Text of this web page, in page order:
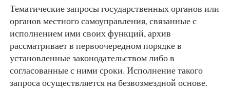
Тематические запросы государственных органов или
органов местного самоуправления, связанные с
исполнением ими своих функций, архив
рассматривает в первоочередном порядке в
установленные законодательством либо в
согласованные с ними сроки. Исполнение такого
запроса осуществляется на безвозмездной основе.